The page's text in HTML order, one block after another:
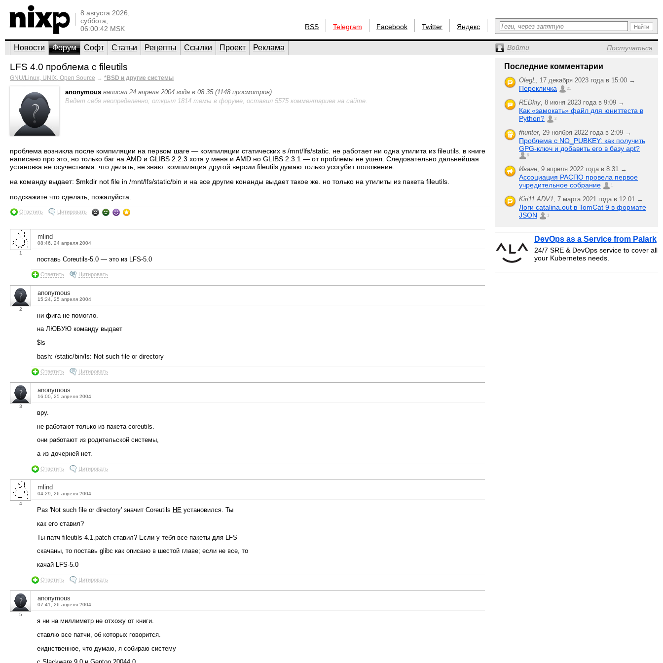
8 августа 2026,
суббота,
06:00:42 MSK
RSS Telegram Facebook Twitter Яндекс
Новости Форум Софт Статьи Рецепты Ссылки Проект Реклама Войти Постучаться
LFS 4.0 проблема с fileutils
GNU/Linux, UNIX, Open Source → *BSD и другие системы
anonymous написал 24 апреля 2004 года в 08:35 (1148 просмотров)
Ведет себя неопределенно; открыл 1814 темы в форуме, оставил 5575 комментариев на сайте.
проблема возникла после компиляции на первом шаге — компиляции статических в /mnt/lfs/static. не работает ни одна утилита из fileutils. в книге
написано про это, но только баг на AMD и GLIBS 2.2.3 хотя у меня и AMD но GLIBS 2.3.1 — от проблемы не ушел. Следовательно дальнейшая
установка не осучествима. что делать, не знаю. компиляция другой версии fileutils думаю только усогубит положение.
на команду выдает: $mkdir not file in /mnt/lfs/static/bin и на все другие конанды выдает такое же. но только на утилиты из пакета fileutils.
подскажите что сделать, пожалуйста.
Ответить Цитировать
1
mlind
08:46, 24 апреля 2004
поставь Coreutils-5.0 — это из LFS-5.0
Ответить Цитировать
2
anonymous
15:24, 25 апреля 2004
ни фига не помогло.
на ЛЮБУЮ команду выдает
$ls
bash: /static/bin/ls: Not such file or directory
Ответить Цитировать
3
anonymous
16:00, 25 апреля 2004
вру.
не работают только из пакета coreutils.
они работают из родительской системы,
а из дочерней нет.
Ответить Цитировать
4
mlind
04:29, 26 апреля 2004
Раз 'Not such file or directory' значит Coreutils НЕ установился. Ты
как его ставил?
Ты патч fileutils-4.1.patch ставил? Если у тебя все пакеты для LFS
скачаны, то поставь glibc как описано в шестой главе; если не все, то
качай LFS-5.0
Ответить Цитировать
5
anonymous
07:41, 26 апреля 2004
я ни на миллиметр не отхожу от книги.
ставлю все патчи, об которых говорится.
еиднственное, что думаю, я собираю систему
Последние комментарии
OlegL, 17 декабря 2023 года в 15:00 →
Перекличка 21
REDkiy, 8 июня 2023 года в 9:09 →
Как «замокать» файл для юниттеста в
Python?
2
fhunter, 29 ноября 2022 года в 2:09 →
Проблема с NO_PUBKEY: как получить
GPG-ключ и добавить его в базу apt?
6
Иванн, 9 апреля 2022 года в 8:31 →
Ассоциация РАСПО провела первое
учредительное собрание
1
Kiri11.ADV1, 7 марта 2021 года в 12:01 →
Логи catalina.out в TomCat 9 в формате
JSON
1
DevOps as a Service from Palark
24/7 SRE & DevOps service to cover all
your Kubernetes needs.